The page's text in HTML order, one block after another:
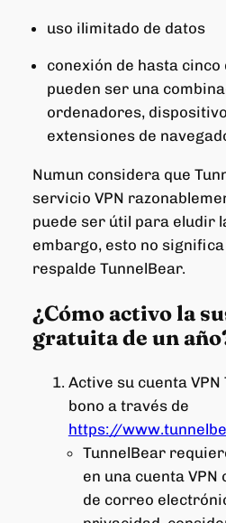
uso ilimitado de datos
conexión de hasta
pueden ser una
ordenadores,
extensiones de
Numun considera que
servicio VPN
puede ser útil para eludir
embargo, esto no
respalde TunnelBear.
¿Cómo activo la
gratuita de un
Active su cuenta VPN
bono a través de
https://
TunnelBear
en una cuenta
de correo